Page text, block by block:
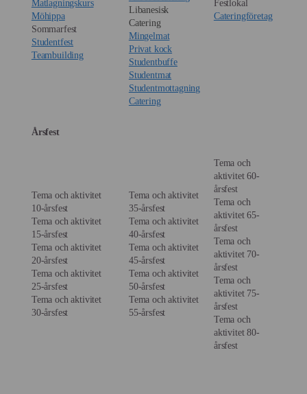
Matlagningskurs
Möhippa
Sommarfest
Studentfest
Teambuilding
Libanesisk
Catering
Mingelmat
Privat kock
Studentbuffe
Studentmat
Studentmottagning
Catering
Festlokal
Cateringföretag
Årsfest
Tema och aktivitet
10-årsfest
Tema och aktivitet
15-årsfest
Tema och aktivitet
20-årsfest
Tema och aktivitet
25-årsfest
Tema och aktivitet
30-årsfest
Tema och aktivitet
35-årsfest
Tema och aktivitet
40-årsfest
Tema och aktivitet
45-årsfest
Tema och aktivitet
50-årsfest
Tema och aktivitet
55-årsfest
Tema och
aktivitet 60-
årsfest
Tema och
aktivitet 65-
årsfest
Tema och
aktivitet 70-
årsfest
Tema och
aktivitet 75-
årsfest
Tema och
aktivitet 80-
årsfest